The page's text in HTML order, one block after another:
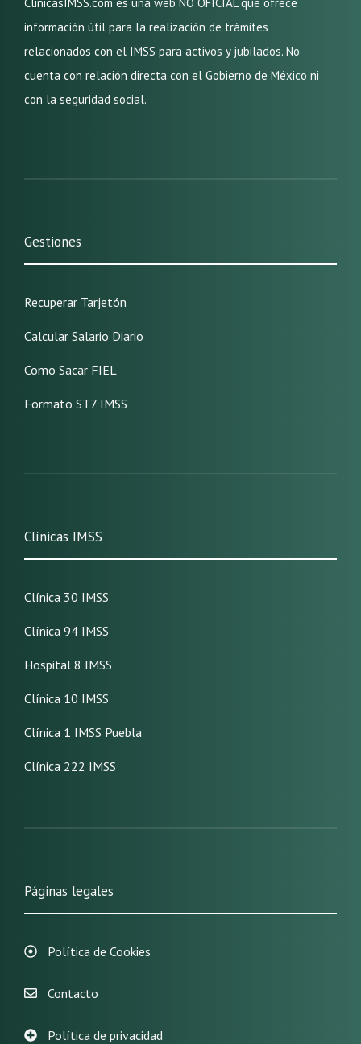
información útil para la realización de trámites
relacionados con el IMSS para activos y jubilados. No
cuenta con relación directa con el Gobierno de México ni
con la seguridad social.
Gestiones
Recuperar Tarjetón
Calcular Salario Diario
Como Sacar FIEL
Formato ST7 IMSS
Clínicas IMSS
Clínica 30 IMSS
Clínica 94 IMSS
Hospital 8 IMSS
Clínica 10 IMSS
Clínica 1 IMSS Puebla
Clínica 222 IMSS
Páginas legales
Política de Cookies
Contacto
Política de privacidad